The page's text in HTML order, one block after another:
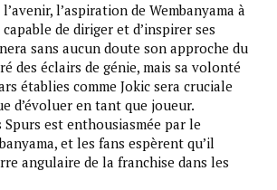
l’aspiration de Wembanyama à
de diriger et d’inspirer ses
sans aucun doute son approche du
des éclairs de génie, mais sa volonté
établies comme Jokic sera cruciale
d’évoluer en tant que joueur.
Spurs est enthousiasmée par le
et les fans espèrent qu’il
angulaire de la franchise dans les